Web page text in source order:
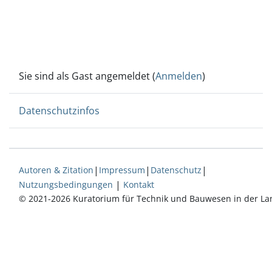
Sie sind als Gast angemeldet (Anmelden)
Datenschutzinfos
Autoren & Zitation | Impressum | Datenschutz |
Nutzungsbedingungen | Kontakt
© 2021-2026 Kuratorium für Technik und Bauwesen in der